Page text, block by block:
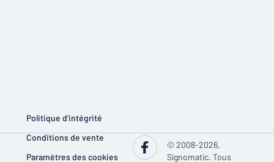
Politique d'intégrité
Conditions de vente
Paramètres des cookies
© 2008-2026,
Signomatic. Tous